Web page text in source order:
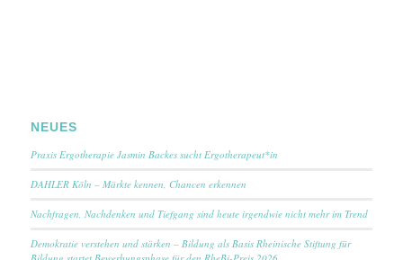
NEUES
Praxis Ergotherapie Jasmin Backes sucht Ergotherapeut*in
DAHLER Köln – Märkte kennen, Chancen erkennen
Nachfragen, Nachdenken und Tiefgang sind heute irgendwie nicht mehr im Trend
Demokratie verstehen und stärken – Bildung als Basis Rheinische Stiftung für